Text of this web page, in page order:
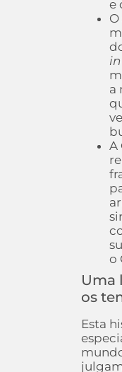
e
a
A
o
Uma
os
Esta